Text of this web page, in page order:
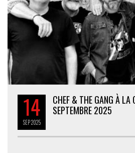
14
SEP2025
CHEF & THE GANG À
SEPTEMBRE 2025